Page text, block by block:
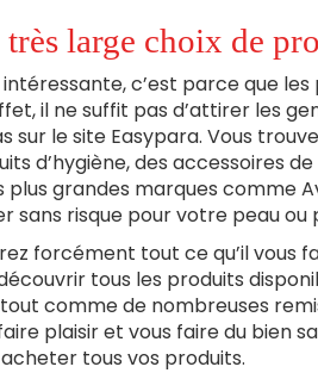
large choix de
c’est parce que
il ne suffit pas d’attirer les
sur le site Easypara. Vous
d’hygiène, des accessoires
grandes marques comme
sans risque pour votre peau
forcément tout ce qu’il vous
tous les produits
comme de nombreuses
plaisir et vous faire du bien
tous vos produits.